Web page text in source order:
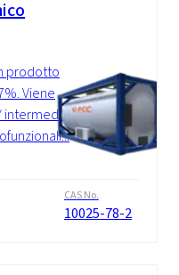
prodotto
Viene
intermedio
CAS No.
10025-78-2